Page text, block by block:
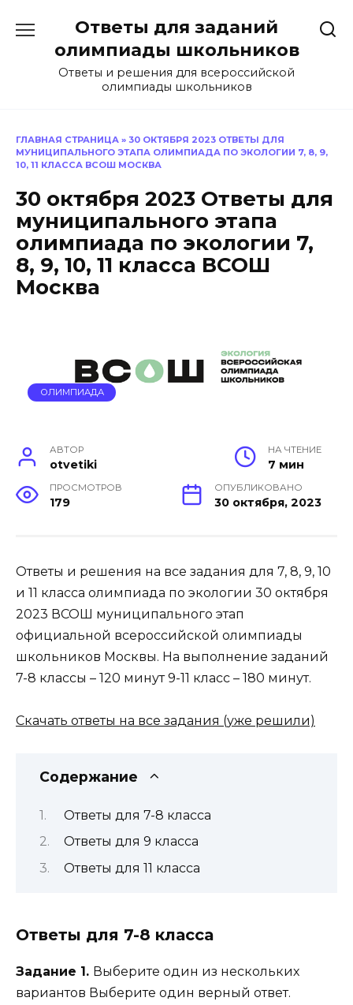
содержанию
Ответы для заданий
олимпиады школьников
Ответы и решения для всероссийской
олимпиады школьников
ГЛАВНАЯ СТРАНИЦА » 30 ОКТЯБРЯ 2023 ОТВЕТЫ ДЛЯ
МУНИЦИПАЛЬНОГО ЭТАПА ОЛИМПИАДА ПО ЭКОЛОГИИ 7, 8, 9,
10, 11 КЛАССА ВСОШ МОСКВА
30 октября 2023 Ответы для
муниципального этапа
олимпиада по экологии 7,
8, 9, 10, 11 класса ВСОШ
Москва
ОЛИМПИАДА
АВТОР
otvetiki
НА ЧТЕНИЕ
7 мин
ПРОСМОТРОВ
179
ОПУБЛИКОВАНО
30 октября, 2023
Ответы и решения на все задания для 7, 8, 9, 10
и 11 класса олимпиада по экологии 30 октября
2023 ВСОШ муниципального этап
официальной всероссийской олимпиады
школьников Москвы. На выполнение заданий
7-8 классы – 120 минут 9-11 класс – 180 минут.
Скачать ответы на все задания (уже решили)
Содержание
Ответы для 7-8 класса
Ответы для 9 класса
Ответы для 11 класса
Ответы для 7-8 класса
Задание 1. Выберите один из нескольких
вариантов Выберите один верный ответ.